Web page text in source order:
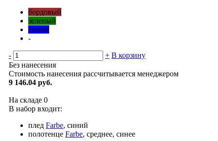
бордовый
зеленый
синий
-
- + В корзину
Без нанесения
Стоимость нанесения рассчитывается менеджером
9 146.04 руб.
На складе 0
В набор входит:
плед Farbe, синий
полотенце Farbe, среднее, синее